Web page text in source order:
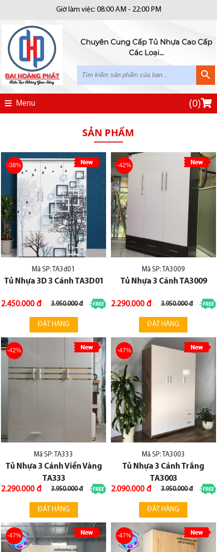
Giờ làm việc: 08:00 AM - 22:00 PM
Chuyên Cung Cấp Tủ Nhựa Cao Cấp
Các Loại...
Menu (0)
SẢN PHẨM
Mã SP: TA3d01
Tủ Nhựa 3D 3 Cánh TA3D01
2.450.000 đ 3.950.000 đ
-38%
ĐẶT HÀNG
Mã SP: TA3009
Tủ Nhựa 3 Cánh TA3009
2.290.000 đ 3.950.000 đ
-42%
ĐẶT HÀNG
Mã SP: TA333
Tủ Nhựa 3 Cánh Viền Vàng
TA333
2.290.000 đ
3.950.000 đ
-42%
ĐẶT HÀNG
Mã SP: TA3003
Tủ Nhựa 3 Cánh Trắng
TA3003
2.090.000 đ
3.950.000 đ
-47%
ĐẶT HÀNG
-47% -47%